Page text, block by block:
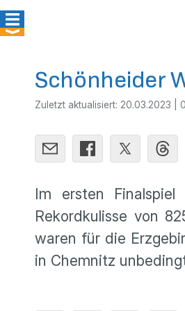
Schönheider
Zuletzt aktualisiert: 20.03.2023 |
Im ersten
Rekordkulisse von
waren für die
in Chemnitz